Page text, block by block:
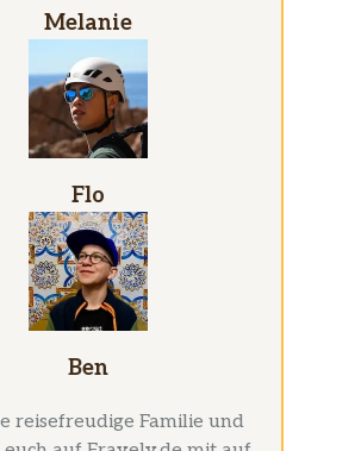
Melanie
Flo
Ben
reisefreudige Familie und